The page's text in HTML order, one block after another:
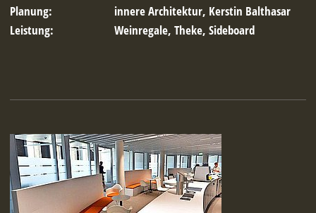
Planung:
innere Architektur, Kerstin Balthasar
Leistung:
Weinregale, Theke, Sideboard